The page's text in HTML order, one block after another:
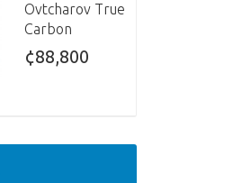
Ovtcharov True
Carbon
¢88,800